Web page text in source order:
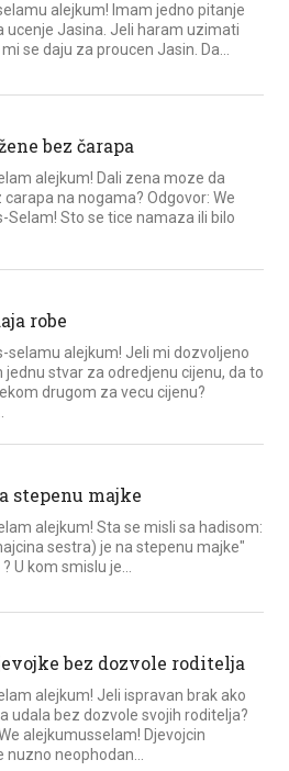
alejkum! Imam jedno pitanje
ucenje Jasina. Jeli haram uzimati
se daju za proucen Jasin. Da...
bez čarapa
alejkum! Dali zena moze da
carapa na nogama? Odgovor: We
Selam! Sto se tice namaza ili bilo
robe
selamu alejkum! Jeli mi dozvoljeno
jednu stvar za odredjenu cijenu, da to
drugom za vecu cijenu?
stepenu majke
alejkum! Sta se misli sa hadisom:
sestra) je na stepenu majke"
U kom smislu je...
bez dozvole roditelja
alejkum! Jeli ispravan brak ako
udala bez dozvole svojih roditelja?
alejkumusselam! Djevojcin
nuzno neophodan...